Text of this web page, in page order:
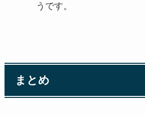
うです。
まとめ